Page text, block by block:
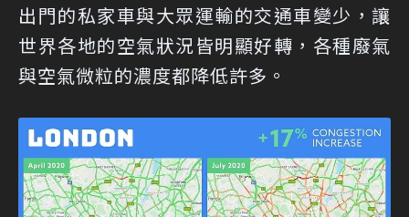
出門的私家車與大眾運輸的交通車變少，讓
世界各地的空氣狀況皆明顯好轉，各種廢氣
與空氣微粒的濃度都降低許多。